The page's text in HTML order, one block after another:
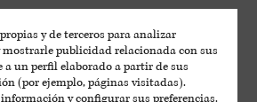
y de terceros para analizar
mostrarle publicidad relacionada con sus
a un perfil elaborado a partir de sus
(por ejemplo, páginas visitadas).
y configurar sus preferencias.